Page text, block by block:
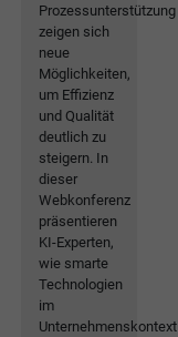
Prozessunterstützung
zeigen sich
neue
Möglichkeiten,
um Effizienz
und Qualität
deutlich zu
steigern. In
dieser
Webkonferenz
präsentieren
KI-Experten,
wie smarte
Technologien
im
Unternehmenskontext